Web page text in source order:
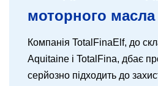
моторного
Компанія TotalFinaElf, до
Aquitaine і TotalFina, дбає про
серйозно підходить до